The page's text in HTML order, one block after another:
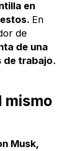
en
En
de
de una
de trabajo.
mismo
Musk,